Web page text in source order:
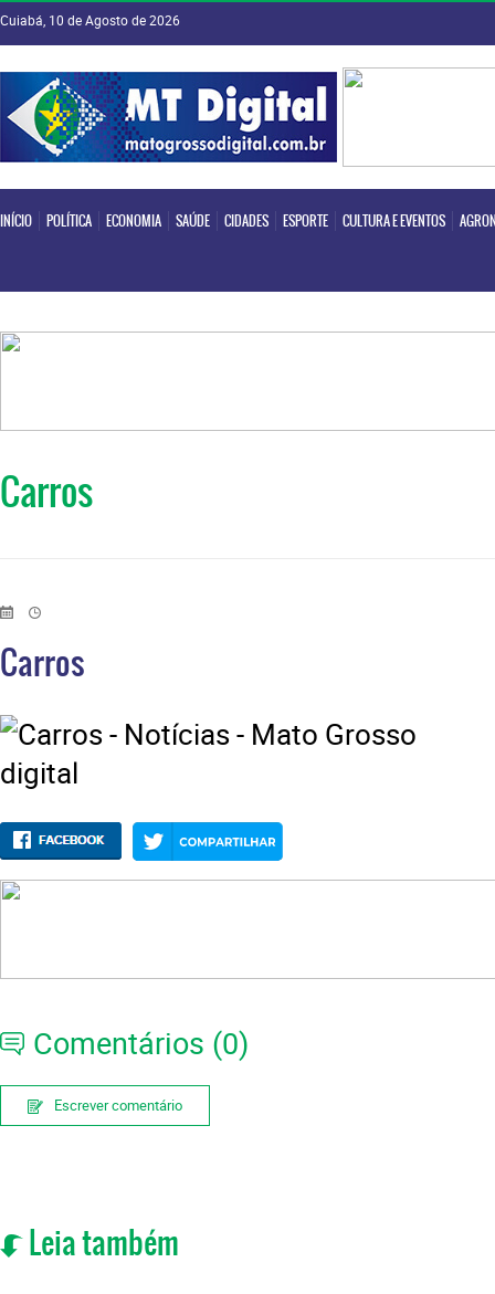
Cuiabá, 10 de Agosto de 2026
INÍCIO POLÍTICA ECONOMIA SAÚDE CIDADES ESPORTE CULTURA E EVENTOS
INÍCIO POLÍTICA ECONOMIA SAÚDE
Carros
Carros
Comentários (0)
Escrever comentário
Leia também